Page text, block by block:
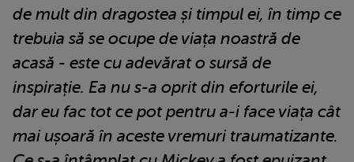
de mult din dragostea și timpul ei, în timp ce
trebuia să se ocupe de viața noastră de
acasă - este cu adevărat o sursă de
inspirație. Ea nu s-a oprit din eforturile ei,
dar eu fac tot ce pot pentru a-i face viața cât
mai ușoară în aceste vremuri traumatizante.